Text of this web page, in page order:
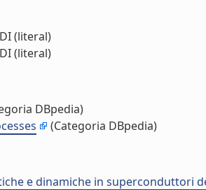
(literal)
(literal)
DBpedia)
(Categoria DBpedia)
e dinamiche in superconduttori